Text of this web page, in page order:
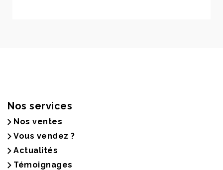
Nos services
Nos ventes
Vous vendez ?
Actualités
Témoignages